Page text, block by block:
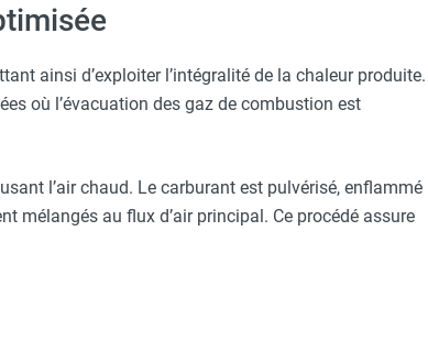
ainsi d’exploiter l’intégralité de la chaleur produite.
où l’évacuation des gaz de combustion est
l’air chaud. Le carburant est pulvérisé, enflammé
mélangés au flux d’air principal. Ce procédé assure